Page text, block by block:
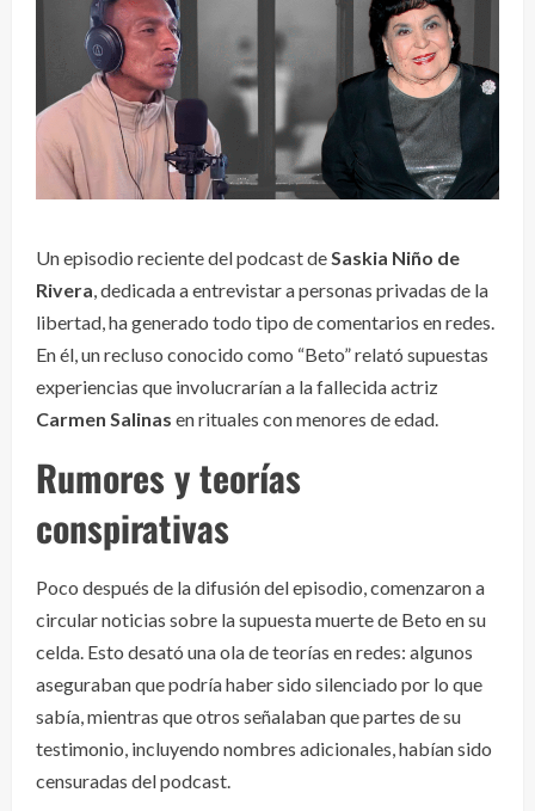
Un episodio reciente del podcast deSaskia Niño de
Rivera, dedicada a entrevistar a personas privadas de la
libertad, ha generado todo tipo de comentarios en redes.
En él, un recluso conocido como “Beto” relató supuestas
experiencias que involucrarían a la fallecida actriz
Carmen Salinas en rituales con menores de edad.
Rumores y teorías
conspirativas
Poco después de la difusión del episodio, comenzaron a
circular noticias sobre la supuesta muerte de Beto en su
celda. Esto desató una ola de teorías en redes: algunos
aseguraban que podría haber sido silenciado por lo que
sabía, mientras que otros señalaban que partes de su
testimonio, incluyendo nombres adicionales, habían sido
censuradas del podcast.